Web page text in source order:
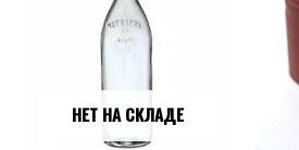
НЕТ НА СКЛАДЕ